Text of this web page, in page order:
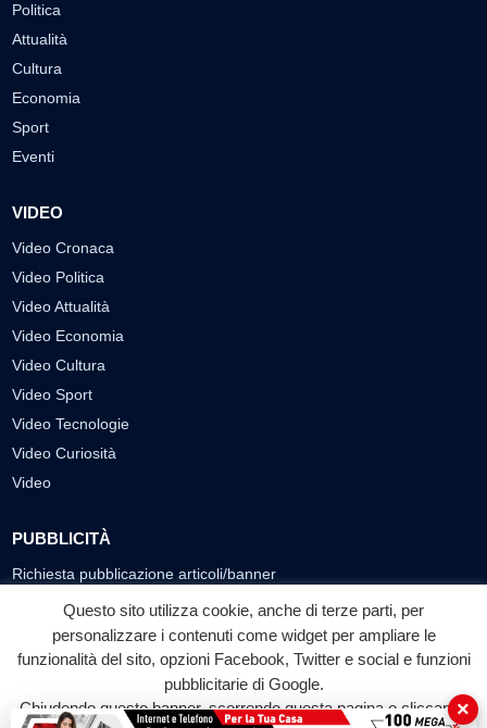
Politica
Attualità
Cultura
Economia
Sport
Eventi
VIDEO
Video Cronaca
Video Politica
Video Attualità
Video Economia
Video Cultura
Video Sport
Video Tecnologie
Video Curiosità
Video
PUBBLICITÀ
Richiesta pubblicazione articoli/banner
SEGUICI SUI SOCIAL
f
Facebook
◎ ▶
YouTube
Questo sito utilizza cookie, anche di terze parti, per
personalizzare i contenuti come widget per ampliare le
funzionalità del sito, opzioni Facebook, Twitter e social e funzioni
pubblicitarie di Google.
Chiudendo questo banner, scorrendo questa pagina o cliccando
×